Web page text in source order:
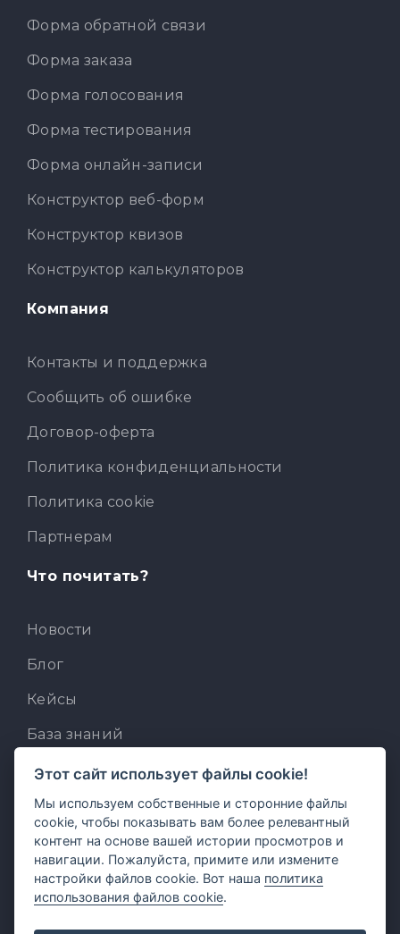
Форма обратной связи
Форма заказа
Форма голосования
Форма тестирования
Форма онлайн-записи
Конструктор веб-форм
Конструктор квизов
Конструктор калькуляторов
Компания
Контакты и поддержка
Сообщить об ошибке
Договор-оферта
Политика конфиденциальности
Политика cookie
Партнерам
Что почитать?
Новости
Блог
Кейсы
База знаний
Для разработчиков
Встроенный AI-ассистент
MCP для AI-клиентов
Отзывы и предложения
Этот сайт использует файлы cookie!
Мы используем собственные и сторонние файлы
cookie, чтобы показывать вам более релевантный
контент на основе вашей истории просмотров и
навигации. Пожалуйста, примите или измените
настройки файлов cookie. Вот наша политика
использования файлов cookie.